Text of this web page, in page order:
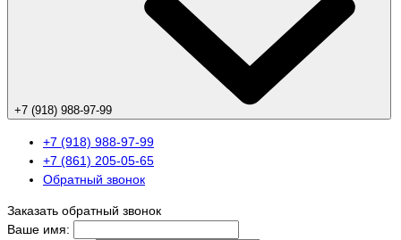
+7 (918) 988-97-99
+7 (918) 988-97-99
+7 (861) 205-05-65
Обратный звонок
Заказать обратный звонок
Ваше имя: